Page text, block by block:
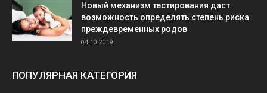
Новый механизм тестирования даст
возможность определять степень риска
преждевременных родов
04.10.2019
ПОПУЛЯРНАЯ КАТЕГОРИЯ